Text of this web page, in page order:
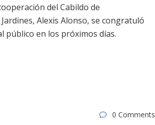
del Cabildo de
Alexis Alonso, se congratuló
público en los próximos días.
0 Comments